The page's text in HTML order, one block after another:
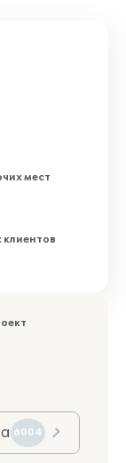
мест
6004